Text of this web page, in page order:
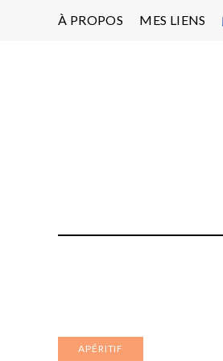
À PROPOS MES LIENS
APÉRITIF